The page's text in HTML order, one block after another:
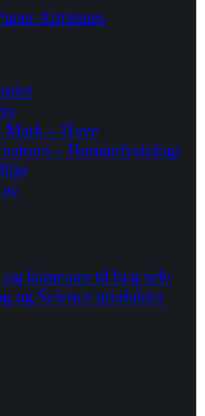
Airplanes
Mark – Have
– Humanfysiologi
kameraer til byg selv
og Science produkter